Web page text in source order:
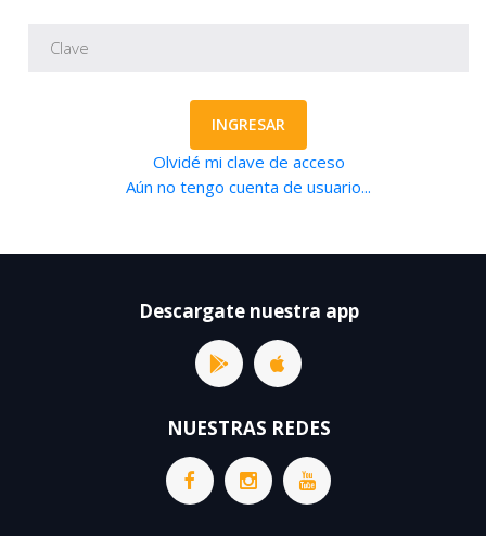
INGRESAR
Olvidé mi clave de acceso
Aún no tengo cuenta de usuario...
Descargate nuestra app
NUESTRAS REDES